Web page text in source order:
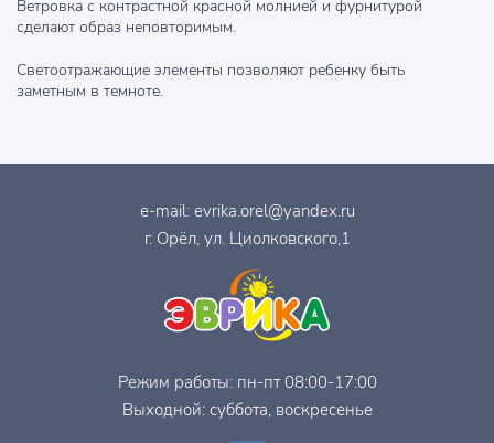
Ветровка с контрастной красной молнией и фурнитурой
сделают образ неповторимым.
Светоотражающие элементы позволяют ребенку быть
заметным в темноте.
e-mail: evrika.orel@yandex.ru
г. Орёл, ул. Циолковского,1
Режим работы: пн-пт 08:00-17:00
Выходной: суббота, воскресенье